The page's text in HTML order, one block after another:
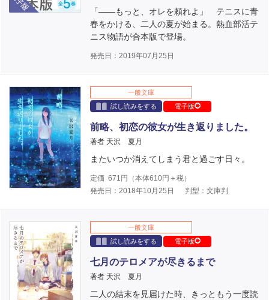
「――もっと、オレを頼れよ」 テニスに青
春をかける、二人の夏が始まる。熱血部活テ
ニス物語が合本版で登場。
発売日：2019年07月25日
一般文庫
試し読みをする
電子版
前略、初恋の彼女が生き返りました。
著者 天沢 夏月
またいつか消えてしまう君と過ごす日々。
定価 671 円（本体610円＋税）
発売日：2018年10月25日
判型：文庫判
一般文庫
試し読みをする
電子版
七月のテロメアが尽きるまで
著者 天沢 夏月
二人の結末を見届けた時、きっともう一度読